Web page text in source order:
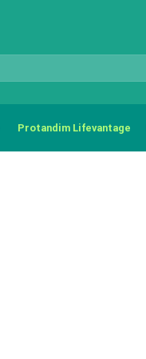
Protandim Lifevantage